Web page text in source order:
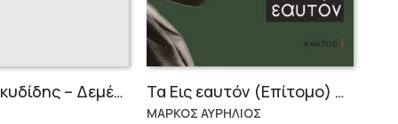
Σειρά Θουκυδίδης – Δεμένο (4 τόμοι) Τα Εις εαυτόν (Επίτομο) – Μάρκος Αυρήλιος
ΜΑΡΚΟΣ ΑΥΡΗΛΙΟΣ